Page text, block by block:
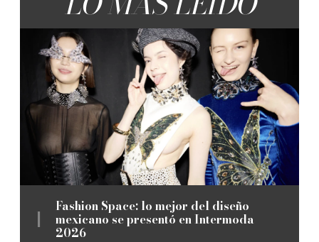
Fashion Space: lo mejor del diseño
mexicano se presentó en Intermoda
2026